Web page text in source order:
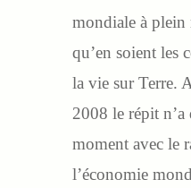
mondiale à plein
qu’en soient les
la vie sur Terre.
2008 le répit
moment avec le
l’économie